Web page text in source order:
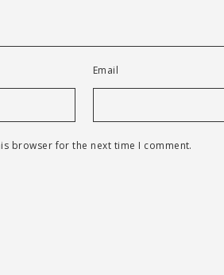
Email
browser for the next time I comment.